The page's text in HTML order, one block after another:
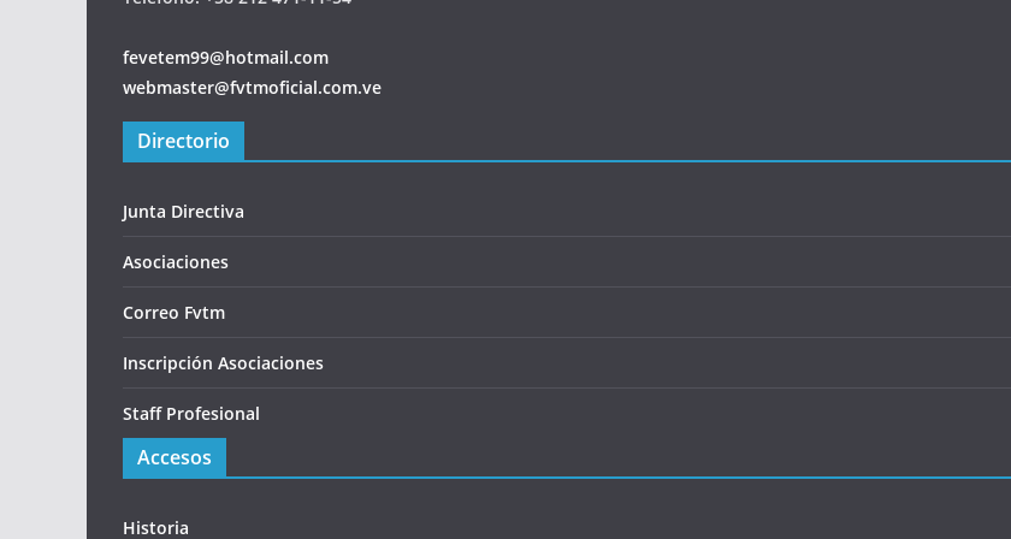
fevetem99@hotmail.com
webmaster@fvtmoficial.com.ve
Directorio
Junta Directiva
Asociaciones
Correo Fvtm
Inscripción Asociaciones
Staff Profesional
Accesos
Historia